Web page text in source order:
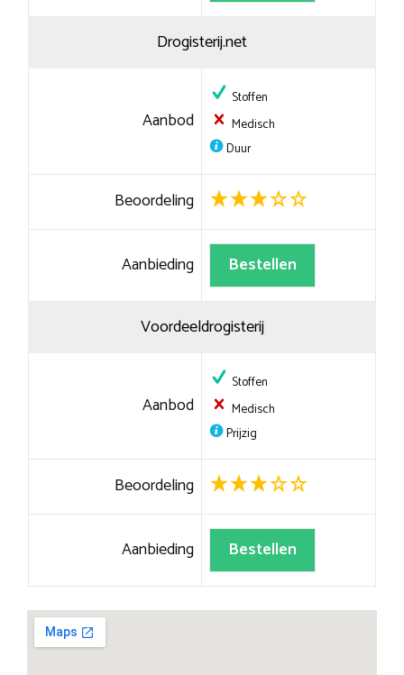
Drogisterij.net
Aanbod
Stoffen
Medisch
Duur
Beoordeling
Aanbieding Bestellen
Voordeeldrogisterij
Aanbod
Stoffen
Medisch
Prijzig
Beoordeling
Aanbieding Bestellen